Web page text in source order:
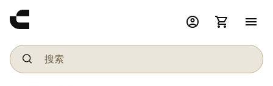
account_circle shopping_cart menu